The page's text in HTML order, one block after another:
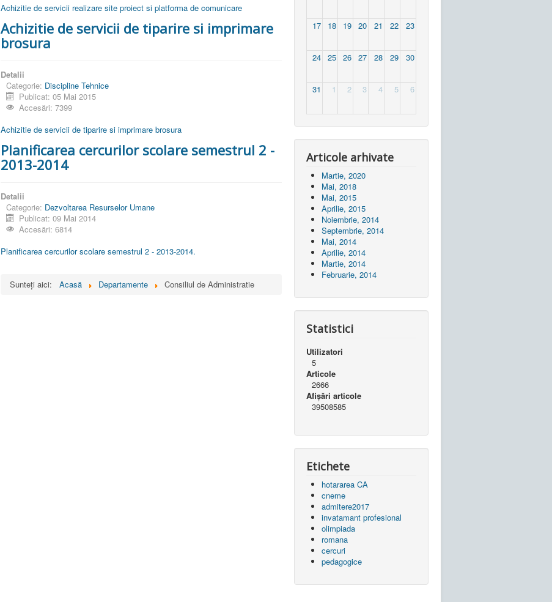
Achizitie de servicii realizare site proiect si platforma de comunicare
Achizitie de servicii de tiparire si imprimare
brosura
Detalii
Categorie: Discipline Tehnice
Publicat: 05 Mai 2015
Accesări: 7399
Achizitie de servicii de tiparire si imprimare brosura
Planificarea cercurilor scolare semestrul 2 -
2013-2014
Detalii
Categorie: Dezvoltarea Resurselor Umane
Publicat: 09 Mai 2014
Accesări: 6814
Planificarea cercurilor scolare semestrul 2 - 2013-2014.
Sunteți aici: Acasă Departamente Consiliul de Administratie
17 18 19 20 21 22 23
24 25 26 27 28 29 30
31 1 2 3 4 5 6
Articole arhivate
Martie, 2020
Mai, 2018
Mai, 2015
Aprilie, 2015
Noiembrie, 2014
Septembrie, 2014
Mai, 2014
Aprilie, 2014
Martie, 2014
Februarie, 2014
Statistici
Utilizatori
5
Articole
2666
Afișări articole
39508585
Etichete
hotararea CA
cneme
admitere2017
invatamant profesional
olimpiada
romana
cercuri
pedagogice